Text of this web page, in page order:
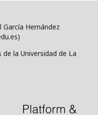
Hernández
la Universidad de La